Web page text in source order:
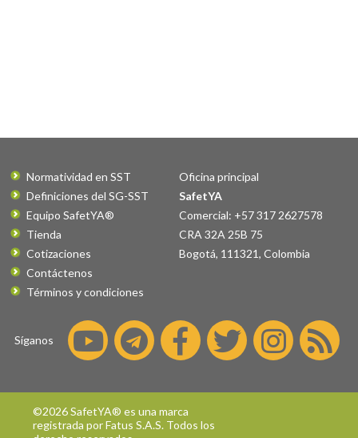
Normatividad en SST
Definiciones del SG-SST
Equipo SafetYA®
Tienda
Cotizaciones
Contáctenos
Términos y condiciones
Oficina principal
SafetYA
Comercial: +57 317 2627578
CRA 32A 25B 75
Bogotá, 111321, Colombia
Síganos
©2026 SafetYA® es una marca
registrada porFatus S.A.S. Todos los